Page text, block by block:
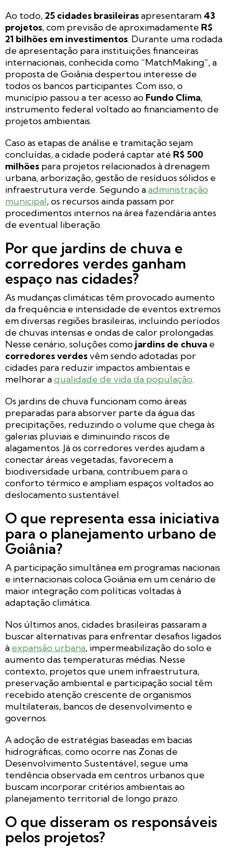
Ao todo, 25 cidades brasileirasapresentaram 43
projetos, com previsão de aproximadamente R$
21 bilhões em investimentos. Durante uma rodada
de apresentação para instituições financeiras
internacionais, conhecida como “MatchMaking”, a
proposta de Goiânia despertou interesse de
todos os bancos participantes. Com isso, o
município passou a ter acesso ao Fundo Clima,
instrumento federal voltado ao financiamento de
projetos ambientais.
Caso as etapas de análise e tramitação sejam
concluídas, a cidade poderá captar até R$ 500
milhões para projetos relacionados à drenagem
urbana, arborização, gestão de resíduos sólidos e
infraestrutura verde. Segundo aadministração
municipal, os recursos ainda passam por
procedimentos internos na área fazendária antes
de eventual liberação.
Por que jardins de chuva e
corredores verdes ganham
espaço nas cidades?
As mudanças climáticas têm provocado aumento
da frequência e intensidade de eventos extremos
em diversas regiões brasileiras, incluindo períodos
de chuvas intensas e ondas de calor prolongadas.
Nesse cenário, soluções como jardins de chuva e
corredores verdesvêm sendo adotadas por
cidades para reduzir impactos ambientais e
melhorar aqualidade de vida da população.
Os jardins de chuva funcionam como áreas
preparadas para absorver parte da água das
precipitações, reduzindo o volume que chega às
galerias pluviais e diminuindo riscos de
alagamentos. Já os corredores verdes ajudam a
conectar áreas vegetadas, favorecem a
biodiversidade urbana, contribuem para o
conforto térmico e ampliam espaços voltados ao
deslocamento sustentável.
O que representa essa iniciativa
para o planejamento urbano de
Goiânia?
A participação simultânea em programas nacionais
e internacionais coloca Goiânia em um cenário de
maior integração com políticas voltadas à
adaptação climática.
Nos últimos anos, cidades brasileiras passaram a
buscar alternativas para enfrentar desafios ligados
à expansão urbana, impermeabilização do solo e
aumento das temperaturas médias. Nesse
contexto, projetos que unem infraestrutura,
preservação ambiental e participação social têm
recebido atenção crescente de organismos
multilaterais, bancos de desenvolvimento e
governos.
A adoção de estratégias baseadas em bacias
hidrográficas, como ocorre nas Zonas de
Desenvolvimento Sustentável, segue uma
tendência observada em centros urbanos que
buscam incorporar critérios ambientais ao
planejamento territorial de longo prazo.
O que disseram os responsáveis
pelos projetos?